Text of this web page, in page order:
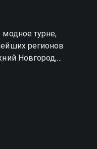
модное турне,
регионов
Новгород,
Казань, Уфу
С
и шопинг-центров
новые образы и
найти